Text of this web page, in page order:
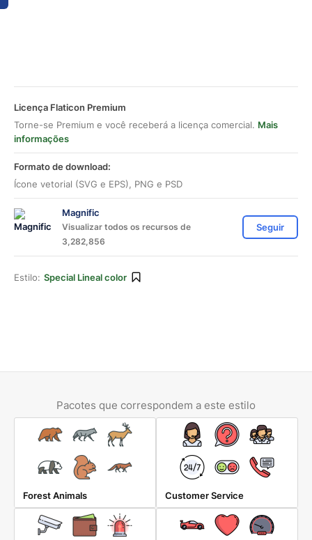
Licença Flaticon Premium
Torne-se Premium e você receberá a licença comercial. Mais
informações
Formato de download:
Ícone vetorial (SVG e EPS), PNG e PSD
Magnific
Visualizar todos os recursos de
3,282,856
Seguir
Estilo: Special Lineal color
Pacotes que correspondem a este estilo
Forest Animals Customer Service